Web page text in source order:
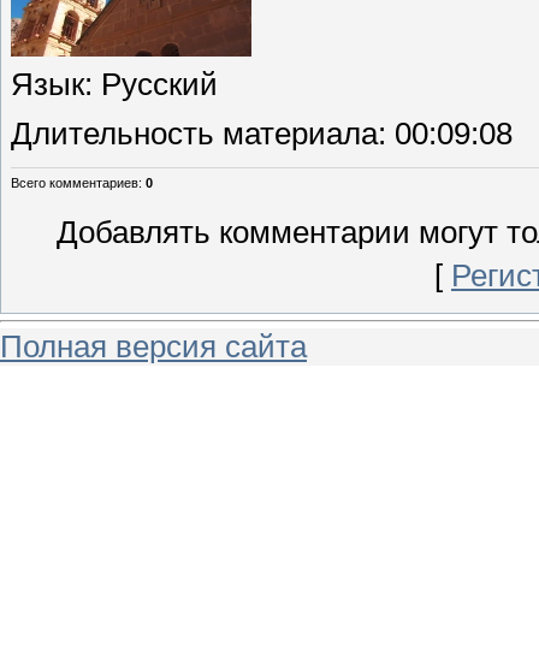
Язык: Русский
Длительность материала: 00:09:08
Всего комментариев: 0
Добавлять комментарии могут
[
Полная версия сайта